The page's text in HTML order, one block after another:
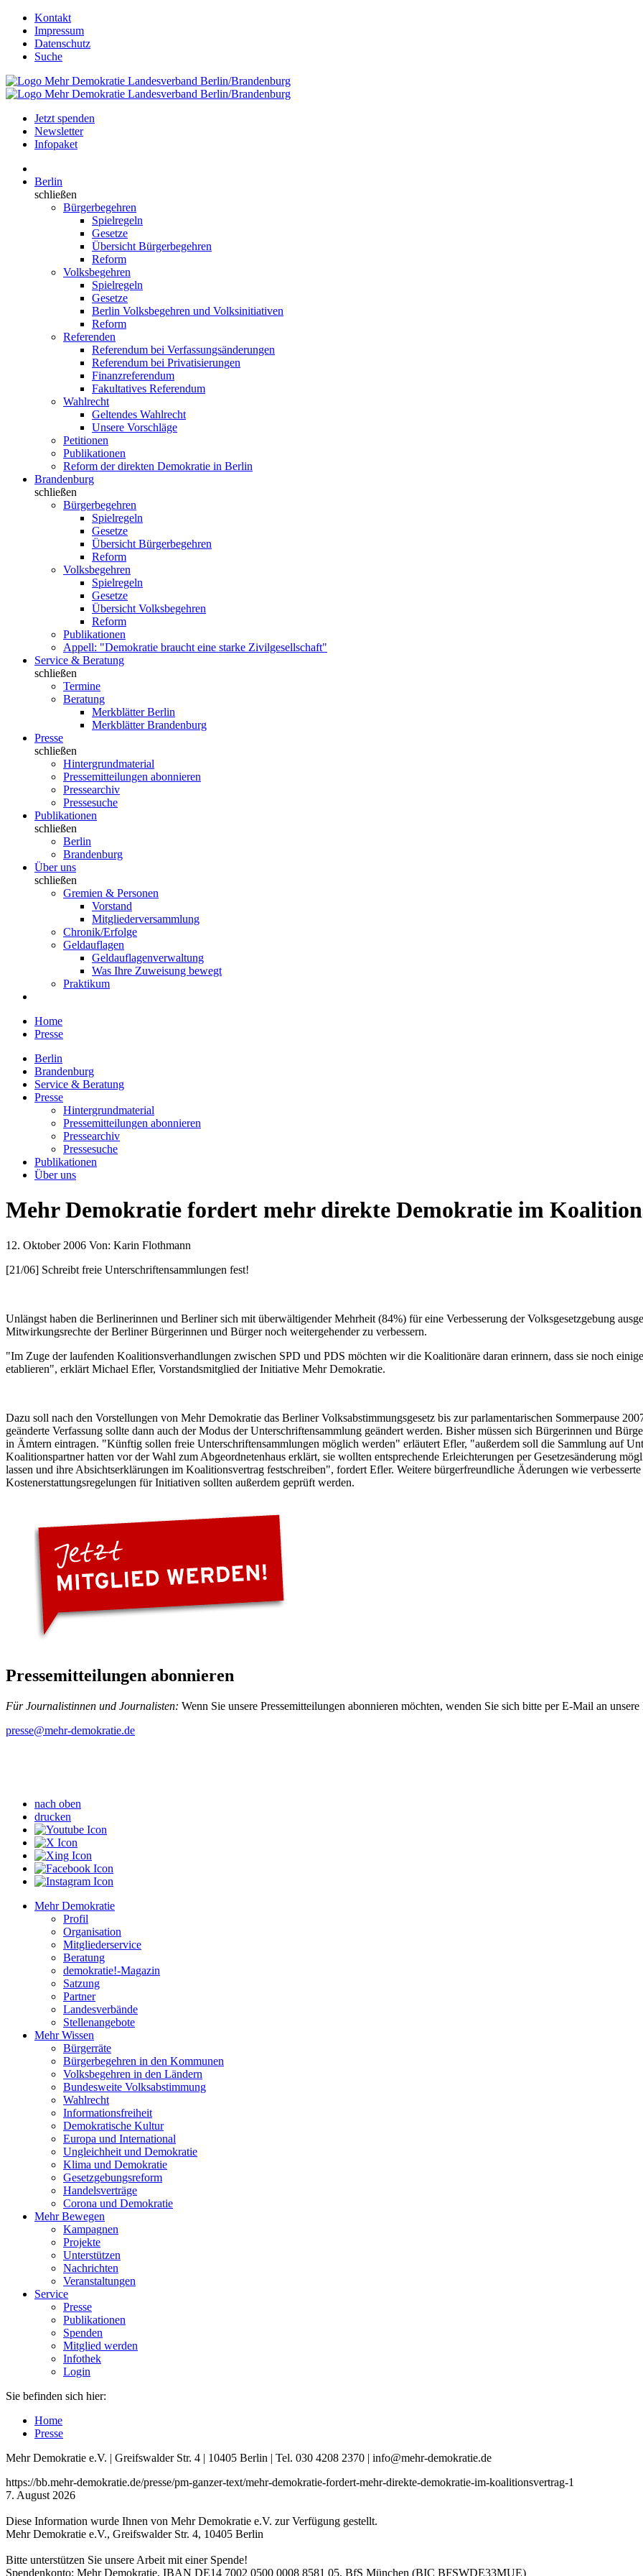
Kontakt
Impressum
Datenschutz
Suche
Jetzt spenden
Newsletter
Infopaket
Berlin
schließen
Bürgerbegehren
Spielregeln
Gesetze
Übersicht Bürgerbegehren
Reform
Volksbegehren
Spielregeln
Gesetze
Berlin Volksbegehren und Volksinitiativen
Reform
Referenden
Referendum bei Verfassungsänderungen
Referendum bei Privatisierungen
Finanzreferendum
Fakultatives Referendum
Wahlrecht
Geltendes Wahlrecht
Unsere Vorschläge
Petitionen
Publikationen
Reform der direkten Demokratie in Berlin
Brandenburg
schließen
Bürgerbegehren
Spielregeln
Gesetze
Übersicht Bürgerbegehren
Reform
Volksbegehren
Spielregeln
Gesetze
Übersicht Volksbegehren
Reform
Publikationen
Appell: "Demokratie braucht eine starke Zivilgesellschaft"
Service & Beratung
schließen
Termine
Beratung
Merkblätter Berlin
Merkblätter Brandenburg
Presse
schließen
Hintergrundmaterial
Pressemitteilungen abonnieren
Pressearchiv
Pressesuche
Publikationen
schließen
Berlin
Brandenburg
Über uns
schließen
Gremien & Personen
Vorstand
Mitgliederversammlung
Chronik/Erfolge
Geldauflagen
Geldauflagenverwaltung
Was Ihre Zuweisung bewegt
Praktikum
Home
Presse
Berlin
Brandenburg
Service & Beratung
Presse
Hintergrundmaterial
Pressemitteilungen abonnieren
Pressearchiv
Pressesuche
Publikationen
Über uns
Mehr Demokratie fordert mehr direkte Demokratie im
12. Oktober 2006 Von: Karin Flothmann
[21/06] Schreibt freie Unterschriftensammlungen fest!
Unlängst haben die Berlinerinnen und Berliner sich mit überwältigender Mehrheit (84%) für eine Verbesserung der Volksgesetzgebung
Mitwirkungsrechte der Berliner Bürgerinnen und Bürger noch weitergehender zu verbessern.
"Im Zuge der laufenden Koalitionsverhandlungen zwischen SPD und PDS möchten wir die Koalitionäre daran erinnern, dass sie noch
etablieren", erklärt Michael Efler, Vorstandsmitglied der Initiative Mehr Demokratie.
Dazu soll nach den Vorstellungen von Mehr Demokratie das Berliner Volksabstimmungsgesetz bis zur parlamentarischen Sommerpause
geänderte Verfassung sollte dann auch der Modus der Unterschriftensammlung geändert werden. Bisher müssen sich Bürgerinnen und
in Ämtern eintragen. "Künftig sollen freie Unterschriftensammlungen möglich werden" erläutert Efler, "außerdem soll die Sammlung auf
Koalitionspartner hatten vor der Wahl zum Abgeordnetenhaus erklärt, sie wollten entsprechende Erleichterungen per Gesetzesänderung
lassen und ihre Absichtserklärungen im Koalitionsvertrag festschreiben", fordert Efler. Weitere bürgerfreundliche Äderungen wie
Kostenerstattungsregelungen für Initiativen sollten außerdem geprüft werden.
Pressemitteilungen abonnieren
Für Journalistinnen und Journalisten: Wenn Sie unsere Pressemitteilungen abonnieren möchten, wenden Sie sich bitte per E-Mail an unsere
presse@mehr-demokratie.de
nach oben
drucken
Mehr Demokratie
Profil
Organisation
Mitgliederservice
Beratung
demokratie!-Magazin
Satzung
Partner
Landesverbände
Stellenangebote
Mehr Wissen
Bürgerräte
Bürgerbegehren in den Kommunen
Volksbegehren in den Ländern
Bundesweite Volksabstimmung
Wahlrecht
Informationsfreiheit
Demokratische Kultur
Europa und International
Ungleichheit und Demokratie
Klima und Demokratie
Gesetzgebungsreform
Handelsverträge
Corona und Demokratie
Mehr Bewegen
Kampagnen
Projekte
Unterstützen
Nachrichten
Veranstaltungen
Service
Presse
Publikationen
Spenden
Mitglied werden
Infothek
Login
Sie befinden sich hier:
Home
Presse
Mehr Demokratie e.V. | Greifswalder Str. 4 | 10405 Berlin | Tel. 030 4208 2370 | info@mehr-demokratie.de
https://bb.mehr-demokratie.de/presse/pm-ganzer-text/mehr-demokratie-fordert-mehr-direkte-demokratie-im-koalitionsvertrag-1
7. August 2026
Diese Information wurde Ihnen von Mehr Demokratie e.V. zur Verfügung gestellt.
Mehr Demokratie e.V., Greifswalder Str. 4, 10405 Berlin
Bitte unterstützen Sie unsere Arbeit mit einer Spende!
Spendenkonto: Mehr Demokratie, IBAN DE14 7002 0500 0008 8581 05, BfS München (BIC BFSWDE33MUE)